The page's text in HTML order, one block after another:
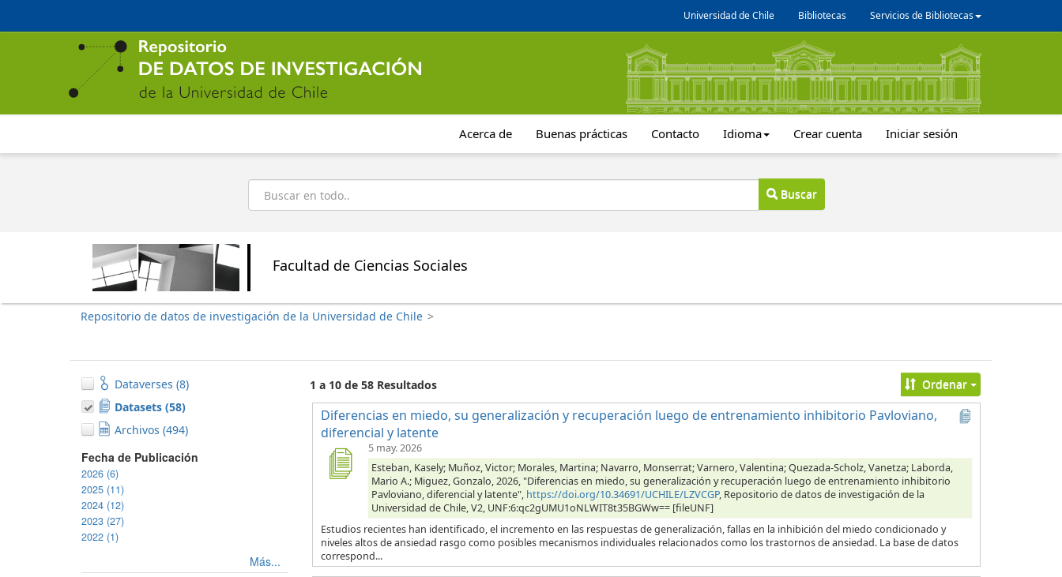
contenido
Universidad de Chile Bibliotecas Servicios de Bibliotecas
Acerca de Buenas prácticas Contacto Idioma Crear cuenta Iniciar sesión
Buscar
Buscar
Facultad de Ciencias Sociales
Repositorio de datos de investigación de la Universidad de Chile >
Dataverses (8)
Datasets (58)
Archivos (494)
Fecha de Publicación
2026 (6)
2025 (11)
2024 (12)
2023 (27)
2022 (1)
Más...
1 a 10 de 58 Resultados Ordenar
Diferencias en miedo, su generalización y recuperación luego de entrenamiento inhibitorio Pavloviano,
diferencial y latente
5 may. 2026
Esteban, Kasely; Muñoz, Victor; Morales, Martina; Navarro, Monserrat; Varnero, Valentina; Quezada-Scholz, Vanetza; Laborda,
Mario A.; Miguez, Gonzalo, 2026, "Diferencias en miedo, su generalización y recuperación luego de entrenamiento inhibitorio
Pavloviano, diferencial y latente", https://doi.org/10.34691/UCHILE/LZVCGP, Repositorio de datos de investigación de la
Universidad de Chile, V2, UNF:6:qc2gUMU1oNLWIT8t35BGWw== [fileUNF]
Estudios recientes han identificado, el incremento en las respuestas de generalización, fallas en la inhibición del miedo condicionado y
niveles altos de ansiedad rasgo como posibles mecanismos individuales relacionados como los trastornos de ansiedad. La base de datos
correspond...